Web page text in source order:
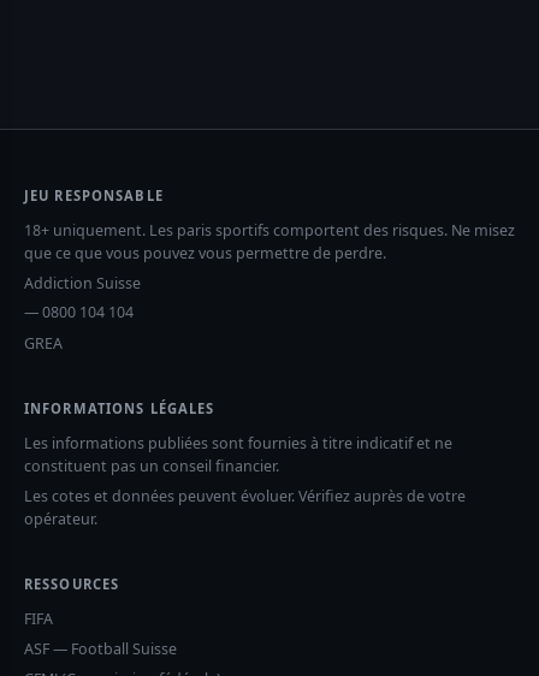
JEU RESPONSABLE
18+ uniquement. Les paris sportifs comportent des risques. Ne misez
que ce que vous pouvez vous permettre de perdre.
Addiction Suisse
— 0800 104 104
GREA
INFORMATIONS LÉGALES
Les informations publiées sont fournies à titre indicatif et ne
constituent pas un conseil financier.
Les cotes et données peuvent évoluer. Vérifiez auprès de votre
opérateur.
RESSOURCES
FIFA
ASF — Football Suisse